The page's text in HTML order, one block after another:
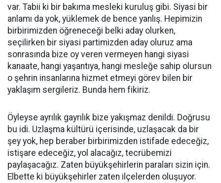
var. Tabii ki bir bakıma mesleki kuruluş gibi. Siyasi bir
anlamı da yok, yüklemek de bence yanlış. Hepimizin
birbirimizden öğreneceği belki aday olurken,
seçilirken bir siyasi partimizden aday oluruz ama
sonrasında bize oy veren vermeyen hangi siyasi
kanaate, hangi yaşantıya, hangi mesleğe sahip olursun
o şehrin insanlarına hizmet etmeyi görev bilen bir
yaklaşım sergileriz. Bunda hem fikiriz.
Öyleyse ayrılık gayrılık bize yakışmaz denildi. Doğrusu
bu idi. Uzlaşma kültürü içerisinde, uzlaşacak da bir
şey yok, hep beraber birbirimizden istifade edeceğiz,
istişare edeceğiz, yol alacağız, tecrübemizi
paylaşacağız. Zaten büyükşehirlerin paraları sizin için.
Elbette ki büyükşehirler zaten ilçelerden oluşuyor.